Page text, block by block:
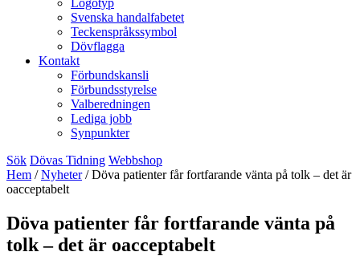
Logotyp
Svenska handalfabetet
Teckenspråkssymbol
Dövflagga
Kontakt
Förbundskansli
Förbundsstyrelse
Valberedningen
Lediga jobb
Synpunkter
Sök Dövas Tidning Webbshop
Hem /Nyheter/Döva patienter får fortfarande vänta på tolk – det är
oacceptabelt
Döva patienter får fortfarande vänta på
tolk – det är oacceptabelt